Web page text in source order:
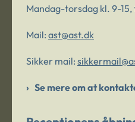
Mandag-torsdag kl. 9-15,
Mail: ast@ast.dk
Sikker mail:
Se mere om at